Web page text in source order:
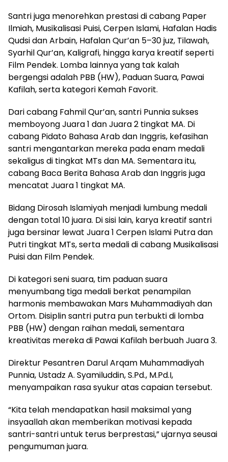
Santri juga menorehkan prestasi di cabang Paper
Ilmiah, Musikalisasi Puisi, Cerpen Islami, Hafalan Hadis
Qudsi dan Arbain, Hafalan Qur’an 5–30 juz, Tilawah,
Syarhil Qur’an, Kaligrafi, hingga karya kreatif seperti
Film Pendek. Lomba lainnya yang tak kalah
bergengsi adalah PBB (HW), Paduan Suara, Pawai
Kafilah, serta kategori Kemah Favorit.
Dari cabang Fahmil Qur’an, santri Punnia sukses
memboyong Juara 1 dan Juara 2 tingkat MA. Di
cabang Pidato Bahasa Arab dan Inggris, kefasihan
santri mengantarkan mereka pada enam medali
sekaligus di tingkat MTs dan MA. Sementara itu,
cabang Baca Berita Bahasa Arab dan Inggris juga
mencatat Juara 1 tingkat MA.
Bidang Dirosah Islamiyah menjadi lumbung medali
dengan total 10 juara. Di sisi lain, karya kreatif santri
juga bersinar lewat Juara 1 Cerpen Islami Putra dan
Putri tingkat MTs, serta medali di cabang Musikalisasi
Puisi dan Film Pendek.
Di kategori seni suara, tim paduan suara
menyumbang tiga medali berkat penampilan
harmonis membawakan Mars Muhammadiyah dan
Ortom. Disiplin santri putra pun terbukti di lomba
PBB (HW) dengan raihan medali, sementara
kreativitas mereka di Pawai Kafilah berbuah Juara 3.
Direktur Pesantren Darul Arqam Muhammadiyah
Punnia, Ustadz A. Syamiluddin, S.Pd., M.Pd.I,
menyampaikan rasa syukur atas capaian tersebut.
“Kita telah mendapatkan hasil maksimal yang
insyaallah akan memberikan motivasi kepada
santri-santri untuk terus berprestasi,” ujarnya seusai
pengumuman juara.